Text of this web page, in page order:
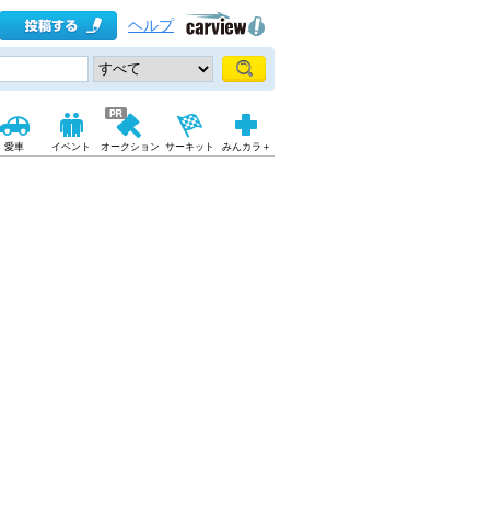
ヘルプ
愛車 イベント オークション サーキット みんカラ＋